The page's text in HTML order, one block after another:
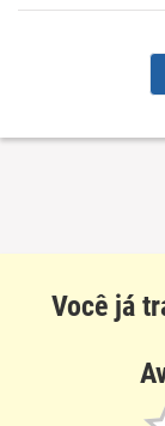
Benefícios
Você já